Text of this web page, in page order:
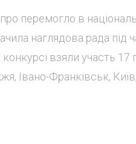
перемогло в
наглядова рада під
взяли участь 17
Івано-Франківськ,